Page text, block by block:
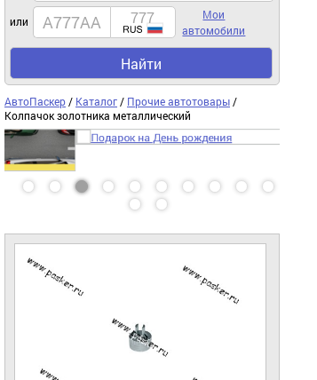
или
Мои
автомобили
Найти
АвтоПаскер / Каталог / Прочие автотовары /
Колпачок золотника металлический